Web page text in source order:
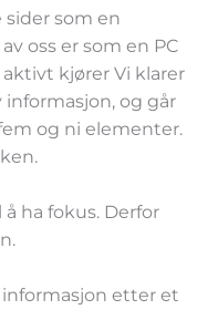
sider som en
oss er som en PC
kjører Vi klarer
informasjon, og går
og ni elementer.
ha fokus. Derfor
etter et